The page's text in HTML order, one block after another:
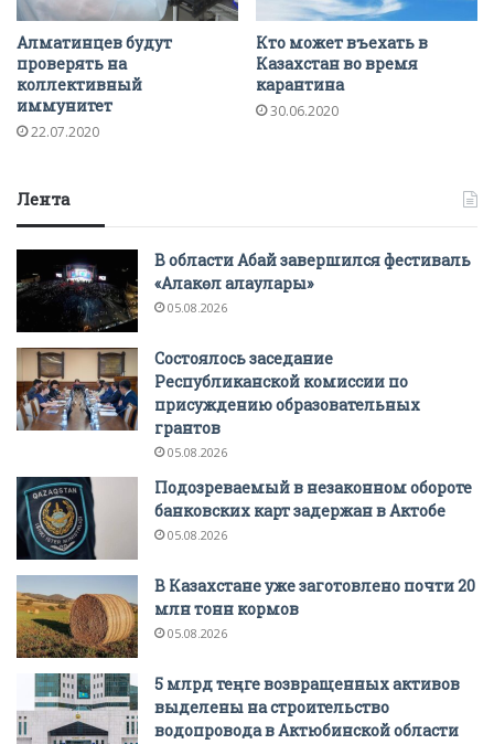
Алматинцев будут
проверять на
коллективный
иммунитет
22.07.2020
Кто может въехать в
Казахстан во время
карантина
30.06.2020
Лента
В области Абай завершился фестиваль
«Алакөл алаулары»
05.08.2026
Состоялось заседание
Республиканской комиссии по
присуждению образовательных
грантов
05.08.2026
Подозреваемый в незаконном обороте
банковских карт задержан в Актобе
05.08.2026
В Казахстане уже заготовлено почти 20
млн тонн кормов
05.08.2026
5 млрд теңге возвращенных активов
выделены на строительство
водопровода в Актюбинской области